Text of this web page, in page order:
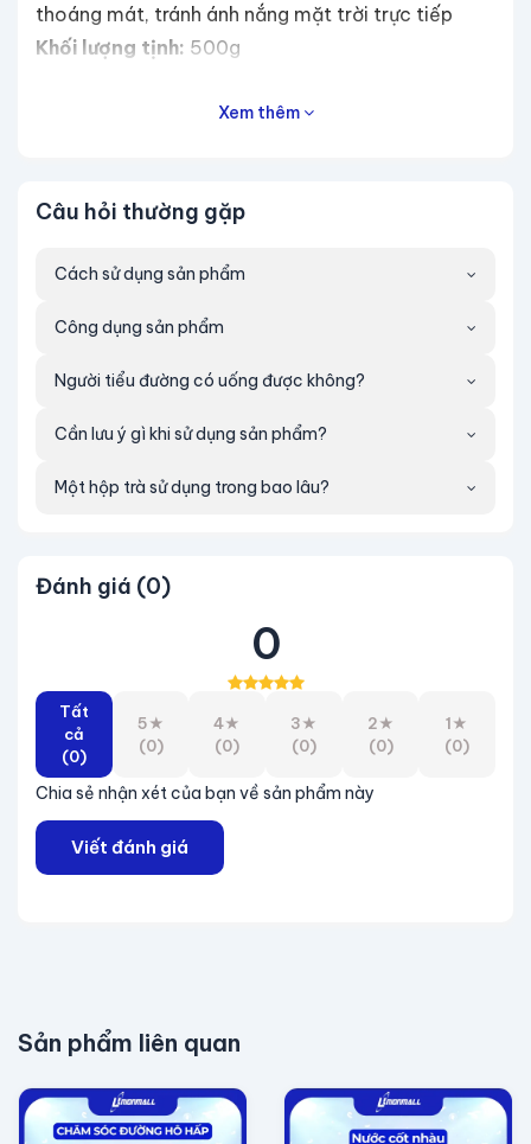
thoáng mát, tránh ánh nắng mặt trời trực tiếp
Khối lượng tịnh: 500g
+ Không chất tẩy trắng
Công dụng:
những ngày tết.
+Những ngày bình thường có thể dùng Kẹo
chuối gân như một món quà ăn vặt khi buồn
miệng
+ Sẽ tuyệt hơn nếu dùng với trà nóng (Phù hợp
Xem thêm
Câu hỏi thường gặp
Cách sử dụng sản phẩm
Công dụng sản phẩm
Người tiểu đường có uống được không?
Cần lưu ý gì khi sử dụng sản phẩm?
Một hộp trà sử dụng trong bao lâu?
Đánh giá (0)
0
Tất
cả
(0)
5★
(0)
4★
(0)
3★
(0)
2★
(0)
1★
(0)
Chia sẻ nhận xét của bạn về sản phẩm này
Viết đánh giá
Sản phẩm liên quan